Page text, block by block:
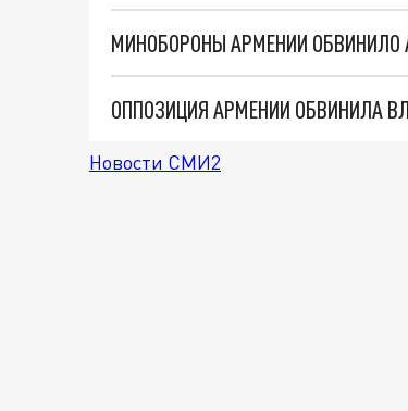
ОППОЗИЦИЯ АРМЕНИИ ОБВИНИЛА
Новости СМИ2